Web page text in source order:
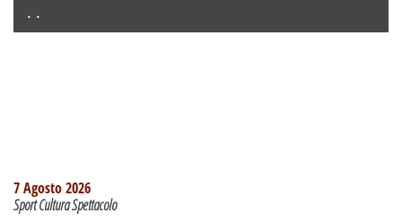
. .
7 Agosto 2026
Sport Cultura Spettacolo